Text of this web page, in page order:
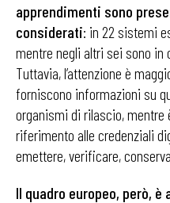
apprendimenti sono
considerati: in 22 sistemi
mentre negli altri sei sono
Tuttavia, l’attenzione è
forniscono informazioni su
organismi di rilascio,
riferimento alle credenziali
emettere, verificare,
Il quadro europeo, però,